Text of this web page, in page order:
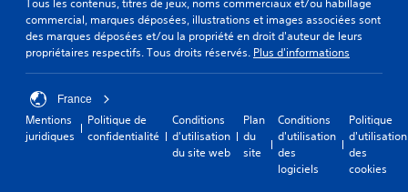
commercial, marques déposées, illustrations et images associées sont
des marques déposées et/ou la propriété en droit d'auteur de leurs
propriétaires respectifs. Tous droits réservés. Plus d'informations
France
Mentions
juridiques
Politique de
confidentialité
Conditions
d'utilisation
du site web
Plan
du
site
Conditions
d'utilisation
des
logiciels
Politique
d'utilisation
des
cookies